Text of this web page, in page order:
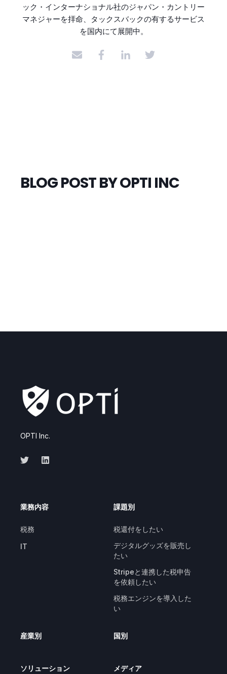
ック・インターナショナル社のジャパン・カントリー
マネジャーを拝命、タックスバックの有するサービス
を国内にて展開中。
BLOG POST BYOPTI INC
OPTI Inc.
業務内容
税務
IT
課題別
税還付をしたい
デジタルグッズを販売し
たい
Stripeと連携した税申告
を依頼したい
税務エンジンを導入した
い
産業別 国別
ソリューション メディア